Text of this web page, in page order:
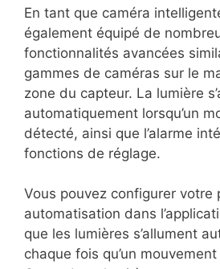
En tant que caméra
également équipé de
fonctionnalités avancées
gammes de caméras sur le
zone du capteur. La lumière
automatiquement lorsqu’un
détecté, ainsi que l’alarme
fonctions de réglage.
Vous pouvez configurer votre
automatisation dans
que les lumières s’allument
chaque fois qu’un